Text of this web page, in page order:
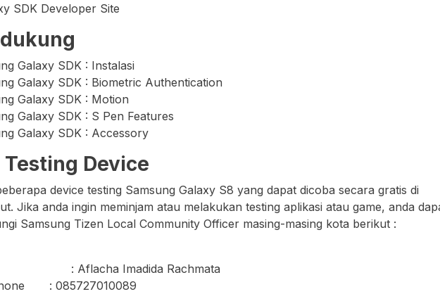
SDK Developer Site
Galaxy SDK : Instalasi
Galaxy SDK : Biometric Authentication
Galaxy SDK : Motion
Galaxy SDK : S Pen Features
Galaxy SDK : Accessory
Device
device testing Samsung Galaxy S8 yang dapat dicoba secara gratis di
Jika anda ingin meminjam atau melakukan testing aplikasi atau game, anda
Samsung Tizen Local Community Officer masing-masing kota berikut :
Imadida Rachmata
: 085727010089